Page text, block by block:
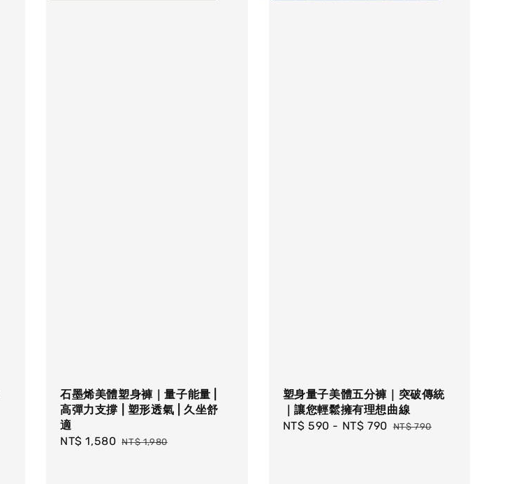
石墨烯美體塑身褲｜量子能量 |
高彈力支撐 | 塑形透氣 | 久坐舒
適
Sale
NT$ 1,580 Regular
NT$ 1,980
塑身量子美體五分褲｜突破傳統
｜讓您輕鬆擁有理想曲線
Sale
NT$ 590 - NT$ 790 Regular
NT$ 790